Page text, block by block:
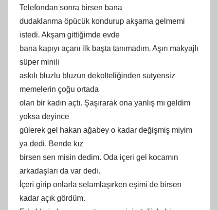
Telefondan sonra birsen bana
dudaklarıma öpücük kondurup akşama gelmemi
istedi. Akşam gittiğimde evde
bana kapıyı açanı ilk başta tanımadım. Aşırı makyajlı
süper minili
askılı bluzlu bluzun dekolteliğinden sutyensiz
memelerin çoğu ortada
olan bir kadın açtı. Şaşırarak ona yanlış mı geldim
yoksa deyince
gülerek gel hakan ağabey o kadar değişmiş miyim
ya dedi. Bende kız
birsen sen misin dedim. Oda içeri gel kocamın
arkadaşları da var dedi.
İçeri girip onlarla selamlaşırken eşimi de birsen
kadar açık gördüm.